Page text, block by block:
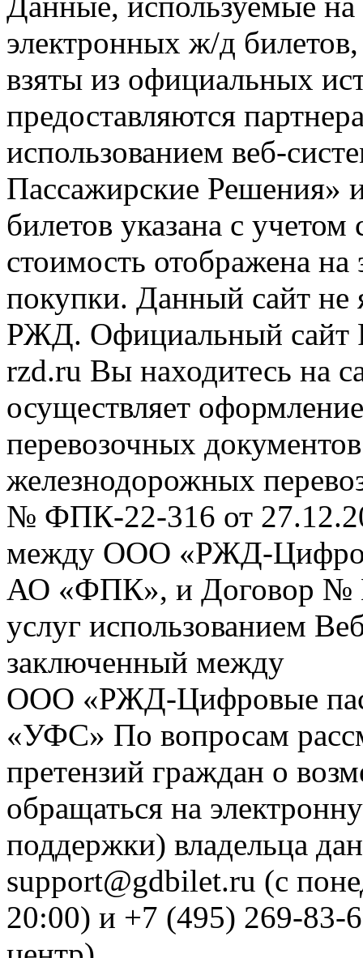
электронных ж/д
взяты из официальных
предоставляются
использованием веб-
Пассажирские
билетов указана с
стоимость отображена
покупки. Данный сайт не
РЖД. Официальный сайт
rzd.ru Вы находитесь на
осуществляет
перевозочных
железнодорожных
№ ФПК-22-316 от
между ООО «РЖД-
АО «ФПК», и Договор №
услуг использованием
заключенный между
ООО «РЖД-Цифровые
«УФС» По вопросам
претензий граждан о
обращаться на
поддержки) владельца
support@gdbilet.ru (с
20:00) и +7 (495) 269-83-